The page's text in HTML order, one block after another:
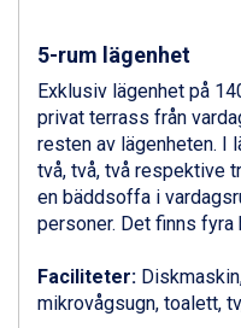
Sölden från 12.995
Bad Hofgastein
Passo Tonale från
Champoluc från
Sestriere från
Fieberbrunn från
Ischgl från 11.295
Wagrain från 7.095
St. Anton från
Zell am See från
5-rum lägenhet
Exklusiv lägenhet på
privat terrass från
resten av lägenheten. I
två, två, två respektive
en bäddsoffa i
personer. Det finns fyra
Faciliteter:
mikrovågsugn, toalett,